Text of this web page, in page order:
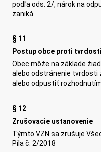
podľa ods. 2/, nárok na
zaniká.
§ 11
Postup obce proti
Obec môže na základe
alebo odstránenie tvrdosti
alebo odpustiť
§ 12
Zrušovacie ustanovenie
Týmto VZN sa zrušuje
Píla č. 2/2018